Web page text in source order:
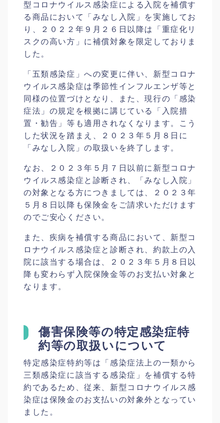
型コロナウイルス感染症による入院を補償す
る商品において「みなし入院」を実施してお
り、２０２２年９月２６日以降は「重症化リ
スクの高い方」に補償対象を限定しておりま
した。
「五類感染症」への変更に伴い、新型コロナ
ウイルス感染症は季節性インフルエンザ等と
同様の位置づけとなり、また、現行の「感染
症法」の規定を根拠に講じている「入院措
置・勧告」等も適用されなくなります。こう
した状況を踏まえ、２０２３年５月８日に
「みなし入院」の取扱いを終了します。
なお、２０２３年５月７日以前に新型コロナ
ウイルス感染症と診断され、「みなし入院」
の対象となる方につきましては、２０２３年
５月８日以降も保険金をご請求いただけます
のでご安心ください。
また、疾病を補償する商品において、新型コ
ロナウイルス感染症と診断され、約款上の入
院に該当する場合は、２０２３年５月８日以
降も変わらず入院保険金等のお支払い対象と
なります。
傷害保険等の特定感染症特
約等の取扱いについて
特定感染症特約等は「感染症法上の一類から
三類感染症に該当する感染症」を補償する特
約であるため、従来、新型コロナウイルス感
染症は保険金のお支払いの対象外となってい
ました。